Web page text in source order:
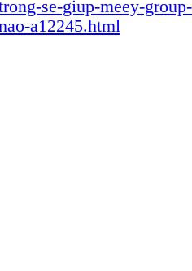
se-giup-meey-
a12245.html